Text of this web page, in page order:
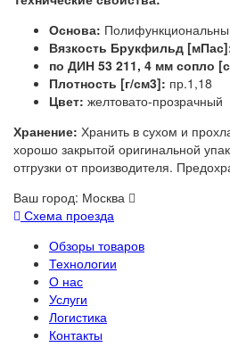
Основа:
Вязкость Брукфильд
по ДИН 53 211, 4 мм сопло
Плотность [г/см3]: пр.1,18
Цвет: желтовато-прозрачный
Хранение: Хранить в сухом и
хорошо закрытой оригинальной
отгрузки от производителя.
Ваш город: Москва
Схема проезда
Обзоры товаров
Технологии
О нас
Услуги
Логистика
Контакты